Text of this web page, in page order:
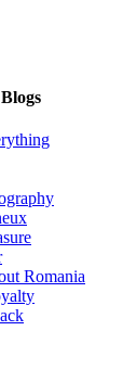
Romania